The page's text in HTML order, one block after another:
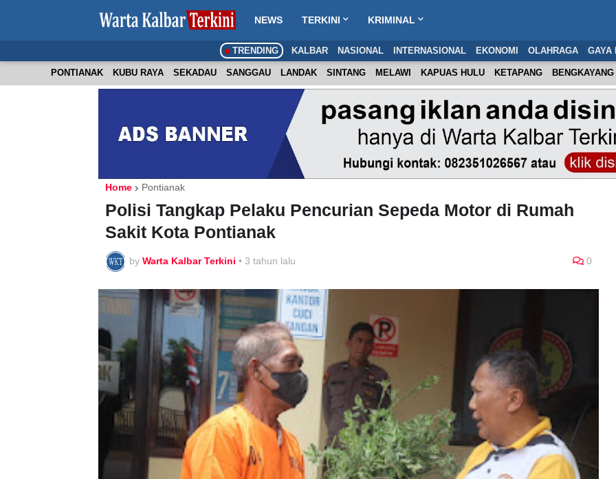
NEWS TERKINI KRIMINAL
TRENDING KALBAR NASIONAL INTERNASIONAL EKONOMI OLAHRAGA GAYA
PONTIANAK KUBU RAYA SEKADAU SANGGAU LANDAK SINTANG MELAWI KAPUAS HULU KETAPANG BENGKAYANG
Home Pontianak
Polisi Tangkap Pelaku Pencurian Sepeda Motor di Rumah
Sakit Kota Pontianak
by Warta Kalbar Terkini • 3 tahun lalu 0